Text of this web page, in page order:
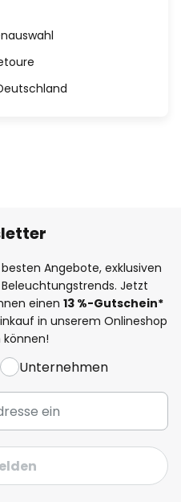
Angebote, exklusiven
Jetzt
einen 13 %-Gutschein*
in unserem Onlineshop
können!
Unternehmen